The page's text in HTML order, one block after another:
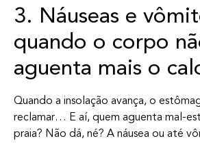
3. Náuseas e
quando o corpo
aguenta mais o
Quando a insolação avança, o
reclamar… E aí, quem aguenta mal-
praia? Não dá, né? A náusea ou até